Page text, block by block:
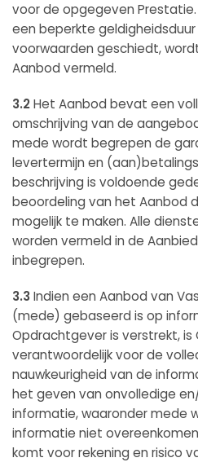
voor de opgegeven
een beperkte
voorwaarden geschiedt,
Aanbod vermeld.
3.2Het Aanbod bevat een
omschrijving van de
mede wordt begrepen de
levertermijn en
beschrijving is voldoende
beoordeling van het Aanbod
mogelijk te maken. Alle
worden vermeld in de
inbegrepen.
3.3Indien een Aanbod van
(mede) gebaseerd is op
Opdrachtgever is verstrekt,
verantwoordelijk voor de
nauwkeurigheid van de
het geven van onvolledige
informatie, waaronder mede
informatie niet
komt voor rekening en risico